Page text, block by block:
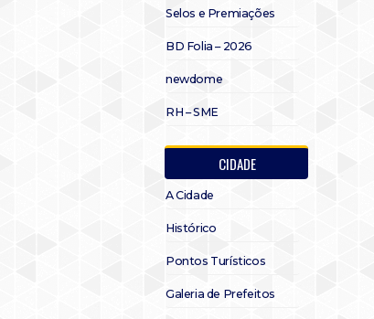
Selos e Premiações
BD Folia – 2026
newdome
RH – SME
CIDADE
A Cidade
Histórico
Pontos Turísticos
Galeria de Prefeitos